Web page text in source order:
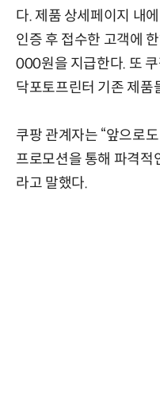
다. 제품 상세페이지 내
인증 후 접수한 고객에
000원을 지급한다. 또
닥포토프린터 기존 제
쿠팡 관계자는 “앞으로
프로모션을 통해 파격적
라고 말했다.